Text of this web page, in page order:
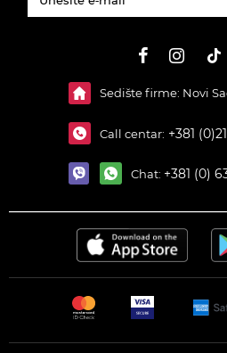
Sedište firme: Novi
Call centar: +381
Chat: +381 (0)